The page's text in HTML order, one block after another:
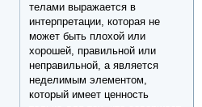
телами выражается в
интерпретации, которая не
может быть плохой или
хорошей, правильной или
неправильной, а является
неделимым элементом,
который имеет ценность